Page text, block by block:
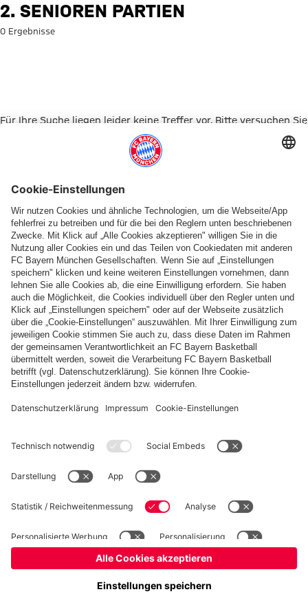
Suche: 2. Senioren Partien
2. SENIOREN PARTIEN
0 Ergebnisse
Für Ihre Suche liegen leider keine Treffer vor. Bitte versuchen Sie
Zur Startseite
Basketball Frauen Handball Schach Schiedsrichter
Seniorenfußball
Tischtennis
Impressum Datenschutz Nutzungsbedingungen Barrierefreiheit